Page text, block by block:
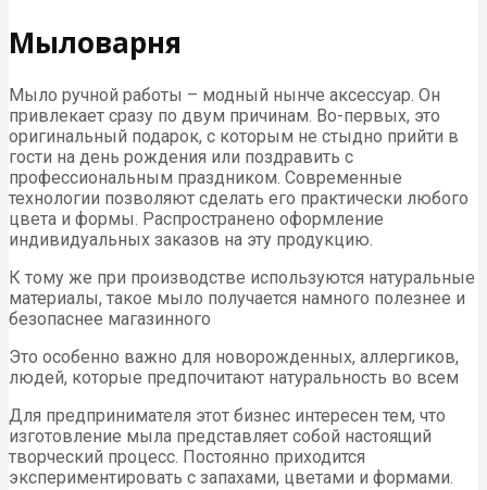
Мыловарня
Мыло ручной работы – модный нынче аксессуар. Он
привлекает сразу по двум причинам. Во-первых, это
оригинальный подарок, с которым не стыдно прийти в
гости на день рождения или поздравить с
профессиональным праздником. Современные
технологии позволяют сделать его практически любого
цвета и формы. Распространено оформление
индивидуальных заказов на эту продукцию.
К тому же при производстве используются натуральные
материалы, такое мыло получается намного полезнее и
безопаснее магазинного
Это особенно важно для новорожденных, аллергиков,
людей, которые предпочитают натуральность во всем
Для предпринимателя этот бизнес интересен тем, что
изготовление мыла представляет собой настоящий
творческий процесс. Постоянно приходится
экспериментировать с запахами, цветами и формами.